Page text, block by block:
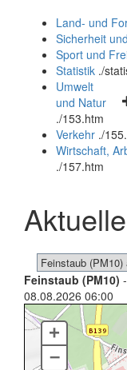
und
schließen
Land- und
Sicherheit
Sport und
Statistik ./
Umwelt
und Natur
./153.htm
Verkehr ./
Wirtschaft,
./157.htm
Feinstaub (PM10)
08.08.2026 06:00
+
–